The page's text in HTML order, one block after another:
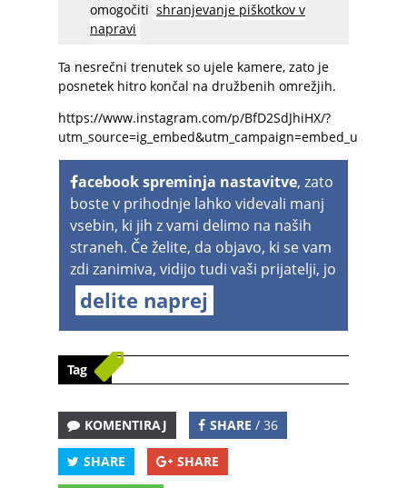
omogočiti shranjevanje piškotkov v
napravi
Ta nesrečni trenutek so ujele kamere, zato je
posnetek hitro končal na družbenih omrežjih.
https://www.instagram.com/p/BfD2SdJhiHX/?
acebook spreminja nastavitve, zato
boste v prihodnje lahko videvali manj
vsebin, ki jih z vami delimo na naših
straneh. Če želite, da objavo, ki se vam
zdi zanimiva, vidijo tudi vaši prijatelji, jo
delite naprej
Tag
KOMENTIRAJ SHARE / 36
SHARE SHARE